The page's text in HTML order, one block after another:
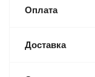
Оплата
Доставка